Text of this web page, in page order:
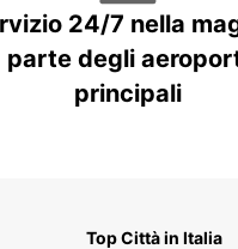
24/7 nella
parte degli
principali
Top Città in Italia